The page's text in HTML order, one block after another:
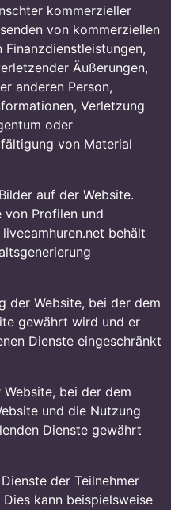
kommerzieller
von kommerziellen
Finanzdienstleistungen,
Äußerungen,
anderen Person,
Verletzung
oder
von Material
auf der Website.
von Profilen und
behält
der Website, bei der dem
gewährt wird und er
Dienste eingeschränkt
bei der dem
und die Nutzung
Dienste gewährt
der Teilnehmer
kann beispielsweise